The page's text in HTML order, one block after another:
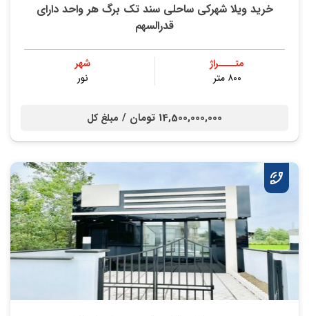
خرید ویلا شهرکی ساحلی سند تک برگ هر واحد دارای
قدرالسهم
متــــراژ
۸۰۰ متر
شهر
نور
14,500,000,000 تومان / مبلغ کل